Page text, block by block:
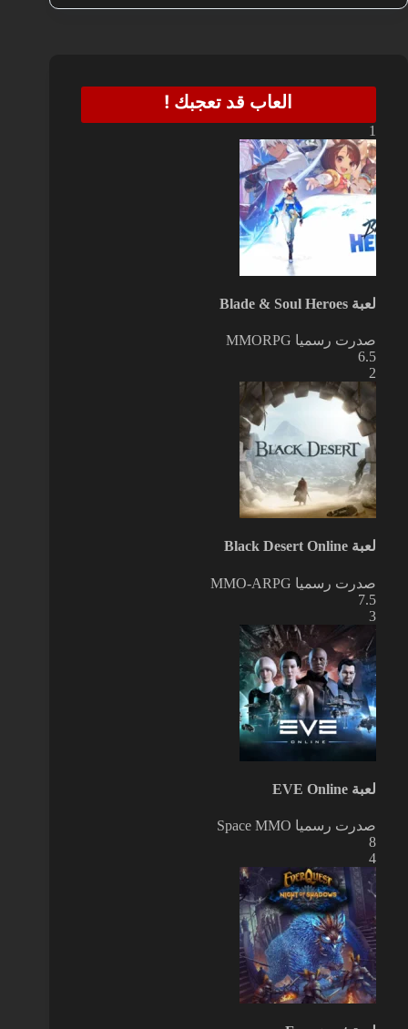
العاب قد تعجبك !
1
لعبة Blade & Soul Heroes
صدرت رسميا MMORPG
6.5
2
لعبة Black Desert Online
صدرت رسميا MMO-ARPG
7.5
3
لعبة EVE Online
صدرت رسميا Space MMO
8
4